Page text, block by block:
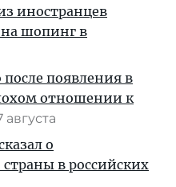
иностранцев
на шопинг в
после появления в
отношении к
августа
о
в российских